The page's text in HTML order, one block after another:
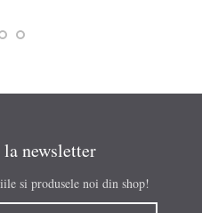
newsletter
si produsele noi din shop!